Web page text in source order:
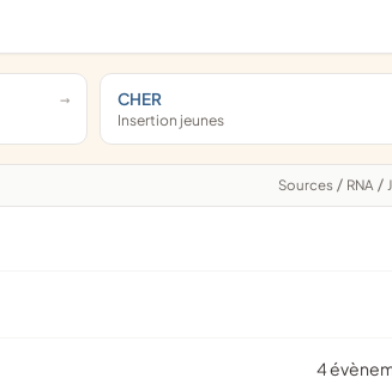
CHER
Insertion jeunes
Sources / RNA /
4